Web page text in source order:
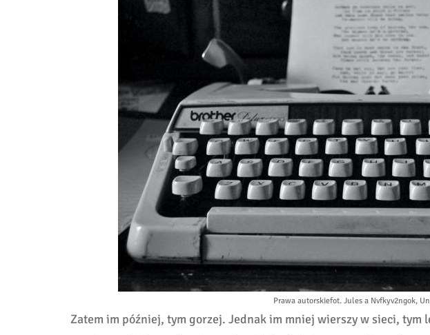
Prawa autorskiefot. Jules a Nvfkyv2ngok,
Zatem im później, tym gorzej. Jednak im mniej wierszy w sieci,